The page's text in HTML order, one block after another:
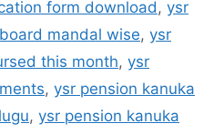
form download, ysr
mandal wise, ysr
this month, ysr
, ysr pension kanuka
, ysr pension kanuka